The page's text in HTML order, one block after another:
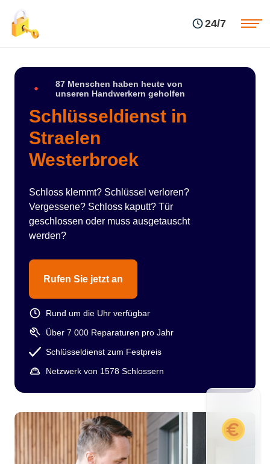
24/7
87 Menschen haben heute von
unseren Handwerkern geholfen
Schlüsseldienst in
Straelen
Westerbroek
Schloss klemmt? Schlüssel verloren?
Vergessene? Schloss kaputt? Tür
geschlossen oder muss ausgetauscht
werden?
Rufen Sie jetzt an
Rund um die Uhr verfügbar
Über 7 000 Reparaturen pro Jahr
Schlüsseldienst zum Festpreis
Netzwerk von 1578 Schlossern